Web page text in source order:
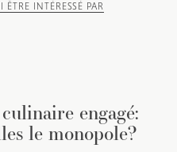
INTÉRESSÉ PAR
engagé:
le monopole?